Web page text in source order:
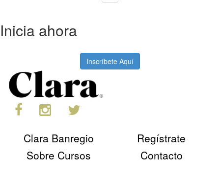
Inicia ahora
Inscríbete Aquí
Clara Banregio
Sobre Cursos
Regístrate
Contacto